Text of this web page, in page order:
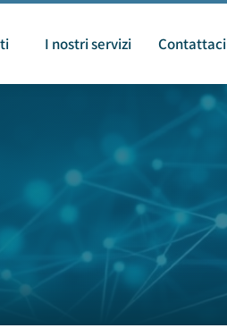
I nostri servizi Contattaci